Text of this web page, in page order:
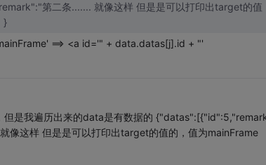
是是可以打印出target的值
}
==> <a id='" + data.datas[j].id + "'
但是我遍历出来的data是有数据的
这样 但是是可以打印出target的值的，值为mainFrame